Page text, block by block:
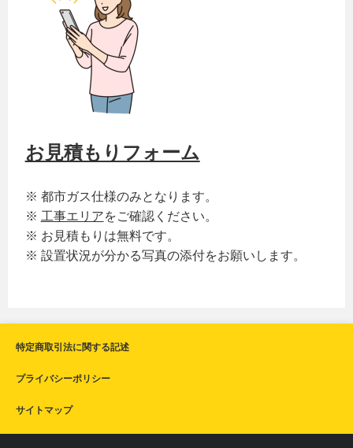
お見積もりフォーム
※ 都市ガス仕様のみとなります。
※ 工事エリアをご確認ください。
※ お見積もりは無料です。
※ 設置状況が分かる写真の添付をお願いします。
特定商取引法に関する記述
プライバシーポリシー
サイトマップ